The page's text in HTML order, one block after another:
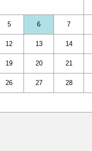
5 6 7
12 13 14
19 20 21
26 27 28